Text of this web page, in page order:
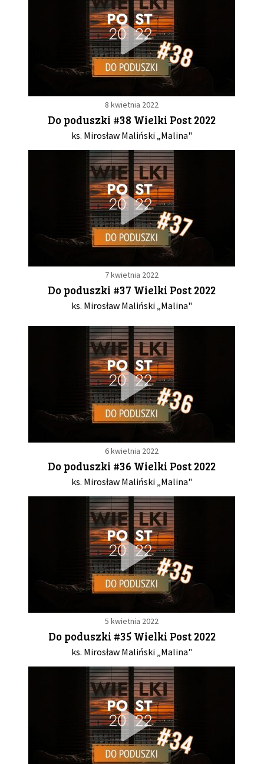
8 kwietnia 2022
Do poduszki #38 Wielki Post 2022
ks. Mirosław Maliński „Malina"
7 kwietnia 2022
Do poduszki #37 Wielki Post 2022
ks. Mirosław Maliński „Malina"
6 kwietnia 2022
Do poduszki #36 Wielki Post 2022
ks. Mirosław Maliński „Malina"
5 kwietnia 2022
Do poduszki #35 Wielki Post 2022
ks. Mirosław Maliński „Malina"